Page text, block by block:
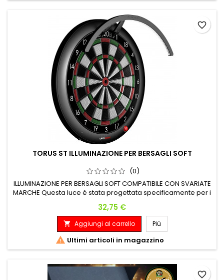
TORUS ST ILLUMINAZIONE PER BERSAGLI SOFT
(0)
ILLUMINAZIONE PER BERSAGLI SOFT COMPATIBILE CON SVARIATE
MARCHE Questa luce è stata progettata specificamente per i
anche a vari altri modelli di bersagli soft tip di Viper, Arachnid,
Harrows, Designa, Unicorn, Ruthless e XQMax . Per adattare
questa luce, il tuo bersaglio soft tip deve avere spazio...
Prezzo
32,75 €
 Aggiungi al carrello Più
 Ultimi articoli in magazzino
favorite_border
favorite_border